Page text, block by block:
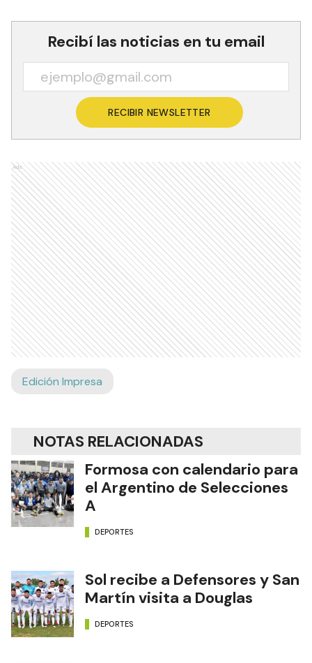
Recibí las noticias en tu email
RECIBIR NEWSLETTER
Ads
Edición Impresa
NOTAS RELACIONADAS
Formosa con calendario para
el Argentino de Selecciones
A
DEPORTES
Sol recibe a Defensores y San
Martín visita a Douglas
DEPORTES